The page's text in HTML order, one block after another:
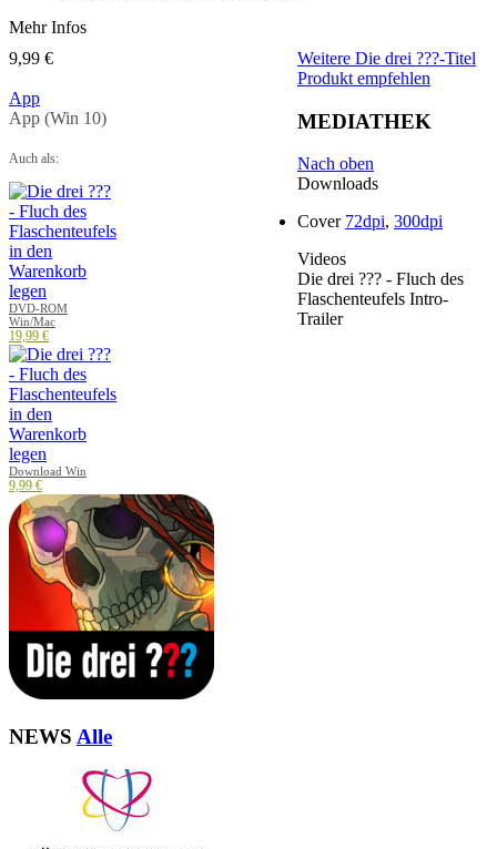
Mehr Infos
9,99 €
App
App (Win 10)
Auch als:
DVD-ROM
Win/Mac
19,99 €
Download Win
9,99 €
Weitere Die drei ???-Titel
Produkt empfehlen
MEDIATHEK
Nach oben
Downloads
Cover 72dpi, 300dpi
Videos
Die drei ??? - Fluch des
Flaschenteufels Intro-
Trailer
NEWS Alle